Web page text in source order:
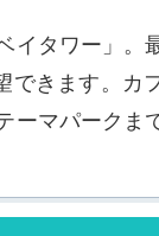
イタワー」。
できます。カ
ーマパークま